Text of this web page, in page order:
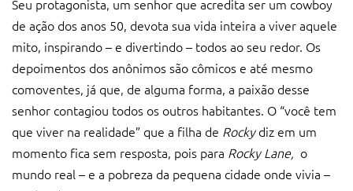
Seu protagonista, um senhor que acredita ser um cowboy
de ação dos anos 50, devota sua vida inteira a viver aquele
mito, inspirando – e divertindo – todos ao seu redor. Os
depoimentos dos anônimos são cômicos e até mesmo
comoventes, já que, de alguma forma, a paixão desse
senhor contagiou todos os outros habitantes. O “você tem
que viver na realidade” que a filha de Rockydiz em um
momento fica sem resposta, pois para Rocky Lane, o
mundo real – e a pobreza da pequena cidade onde vivia –